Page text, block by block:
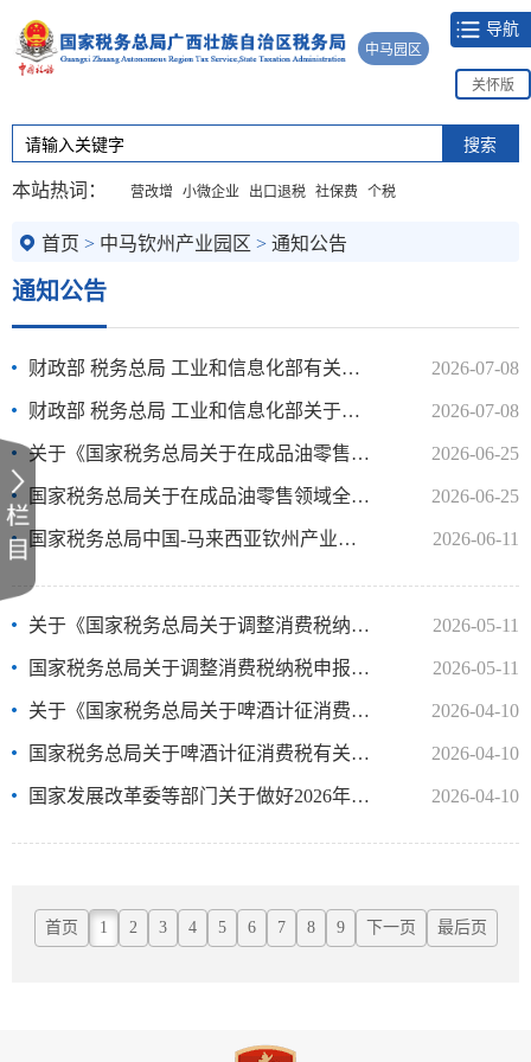
中马园区
导航
关怀版
本站热词： 营改增 小微企业 出口退税 社保费 个税
首页 > 中马钦州产业园区 > 通知公告
通知公告
2026-07-08
财政部 税务总局 工业和信息化部有关司负责人就调整节能汽车、新能源汽车车船税优惠..
2026-07-08
财政部 税务总局 工业和信息化部关于调整节能汽车、新能源汽车车船税优惠政策的公告
2026-06-25
关于《国家税务总局关于在成品油零售领域全面推广“交易即开票”有关事项的公告》的..
2026-06-25
国家税务总局关于在成品油零售领域全面推广“交易即开票”有关事项的公告
2026-06-11
国家税务总局中国-马来西亚钦州产业园区税务局关于公示2025年度出口退（免）税企业..
2026-05-11
关于《国家税务总局关于调整消费税纳税申报表有关事项的公告》的解读
2026-05-11
国家税务总局关于调整消费税纳税申报表有关事项的公告
2026-04-10
关于《国家税务总局关于啤酒计征消费税有关问题的公告》的解读
2026-04-10
国家税务总局关于啤酒计征消费税有关问题的公告
2026-04-10
国家发展改革委等部门关于做好2026年享受税收优惠政策的集成电路企业或项目、软件企..
首页 1 2 3 4 5 6 7 8 9 下一页 最后页